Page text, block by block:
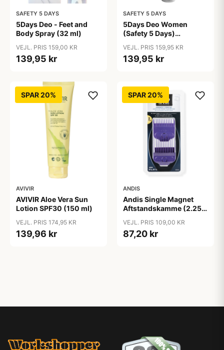
SAFETY 5 DAYS
5Days Deo - Feet and
Body Spray (32 ml)
VEJL. PRIS 159,00 KR
139,95 kr
SAFETY 5 DAYS
5Days Deo Women
(Safety 5 Days)
VEJL. PRIS 159,95 KR
139,95 kr
SPAR 20%
AVIVIR
AVIVIR Aloe Vera Sun
Lotion SPF30 (150 ml)
VEJL. PRIS 174,95 KR
139,96 kr
SPAR 20%
ANDIS
Andis Single Magnet
Aftstandskamme (2.25
VEJL. PRIS 109,00 KR
87,20 kr